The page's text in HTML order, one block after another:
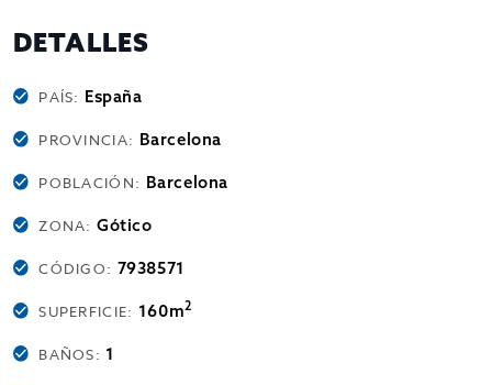
DETALLES
PAÍS: España
PROVINCIA: Barcelona
POBLACIÓN: Barcelona
ZONA:Gótico
CÓDIGO: 7938571
SUPERFICIE: 160m2
BAÑOS: 1